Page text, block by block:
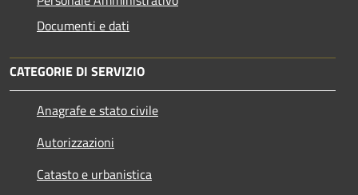
Documenti e dati
CATEGORIE DI SERVIZIO
Anagrafe e stato civile
Autorizzazioni
Catasto e urbanistica